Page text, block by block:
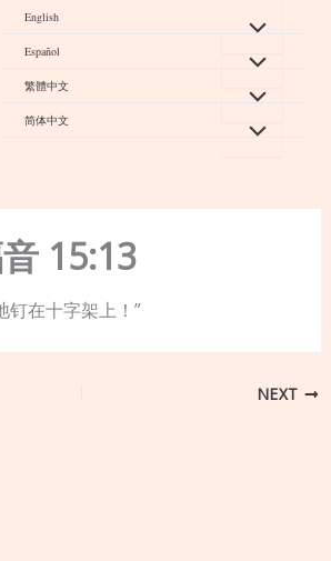
English
Español
繁體中文
简体中文
15:13
钉在十字架上！”
NEXT